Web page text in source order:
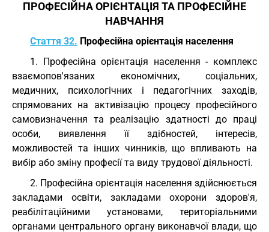
ПРОФЕСІЙНА ОРІЄНТАЦІЯ ТА ПРОФЕСІЙНЕ
НАВЧАННЯ
Стаття 32. Професійна орієнтація населення
1. Професійна орієнтація населення - комплекс
взаємопов'язаних економічних, соціальних,
медичних, психологічних і педагогічних заходів,
спрямованих на активізацію процесу професійного
самовизначення та реалізацію здатності до праці
особи, виявлення її здібностей, інтересів,
можливостей та інших чинників, що впливають на
вибір або зміну професії та виду трудової діяльності.
2. Професійна орієнтація населення здійснюється
закладами освіти, закладами охорони здоров'я,
реабілітаційними установами, територіальними
органами центрального органу виконавчої влади, що